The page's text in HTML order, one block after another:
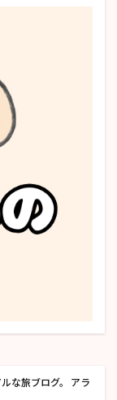
な旅ブログ。 アラ